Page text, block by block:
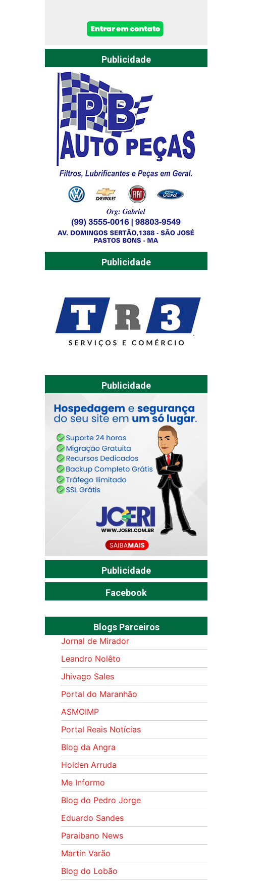
Publicidade
Publicidade
Publicidade
Publicidade
Facebook
Blogs Parceiros
Jornal de Mirador
Leandro Nolêto
Jhivago Sales
Portal do Maranhão
ASMOIMP
Portal Reais Notí­cias
Blog da Angra
Holden Arruda
Me Informo
Blog do Pedro Jorge
Eduardo Sandes
Paraibano News
Martin Varão
Blog do Lobão